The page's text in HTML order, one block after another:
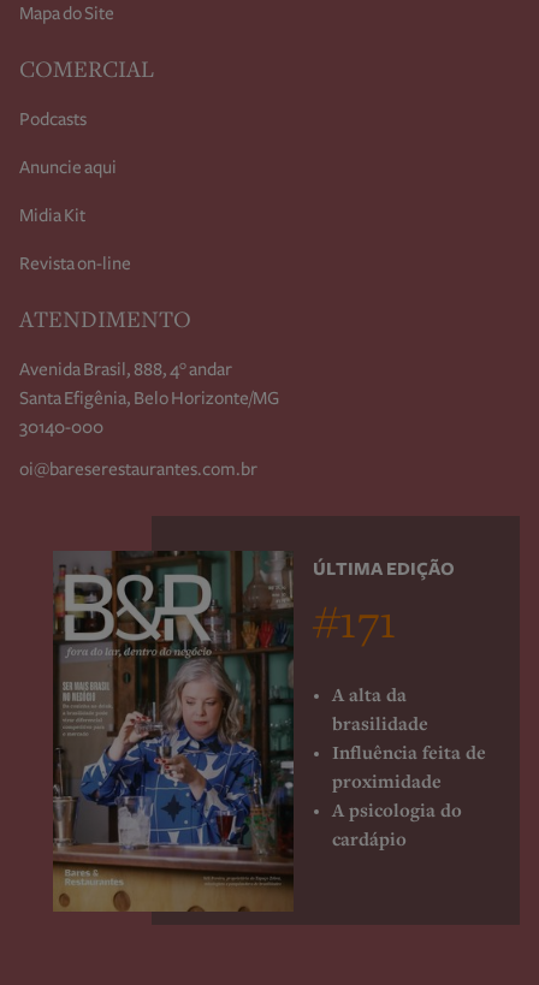
Mapa do Site
COMERCIAL
Podcasts
Anuncie aqui
Midia Kit
Revista on-line
ATENDIMENTO
Avenida Brasil, 888, 4° andar
Santa Efigênia, Belo Horizonte/MG
30140-000
oi@bareserestaurantes.com.br
ÚLTIMA EDIÇÃO
#171
A alta da
brasilidade
Influência feita de
proximidade
A psicologia do
cardápio